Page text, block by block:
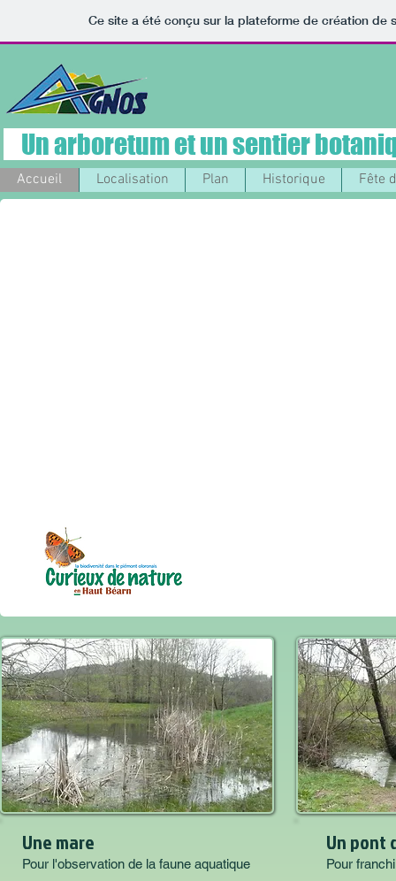
Ce site a été conçu sur la plateforme de création de
Un arboretum et un sentier
Accueil Localisation Plan Historique Fête
Une mare
Pour l'observation de la faune aquatique
Un pont
Pour